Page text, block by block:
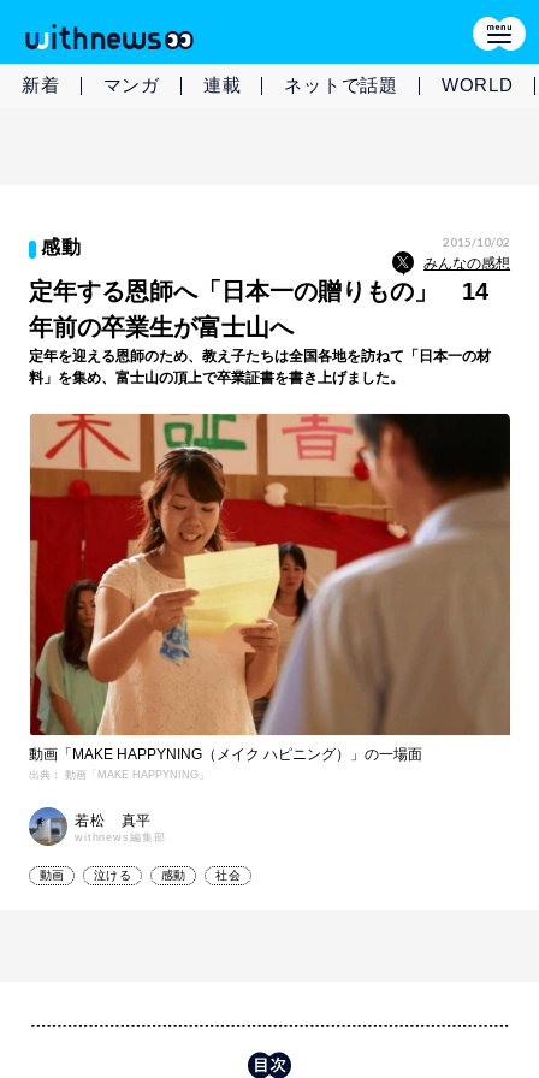
新着 マンガ 連載 ネットで話題 WORLD
感動 2015/10/02
みんなの感想
定年する恩師へ「日本一の贈りもの」 14
年前の卒業生が富士山へ
定年を迎える恩師のため、教え子たちは全国各地を訪ねて「日本一の材
料」を集め、富士山の頂上で卒業証書を書き上げました。
動画「MAKE HAPPYNING（メイク ハピニング）」の一場面
出典： 動画「MAKE HAPPYNING」
若松 真平
withnews編集部
動画 泣ける 感動 社会